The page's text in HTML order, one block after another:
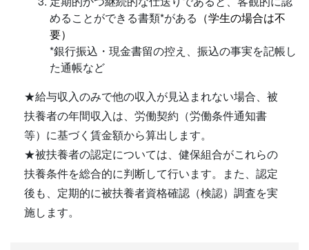
めることができる書類*がある （学生の場合は不
要）
*銀行振込・現金書留の控え、振込の事実を記帳し
た通帳など
★給与収入のみで他の収入が見込まれない場合、被
扶養者の年間収入は、労働契約（労働条件通知書
等）に基づく賃金額から算出します。
★被扶養者の認定については、健保組合がこれらの
扶養条件を総合的に判断して行います。また、認定
後も、定期的に被扶養者資格確認（検認）調査を実
施します。